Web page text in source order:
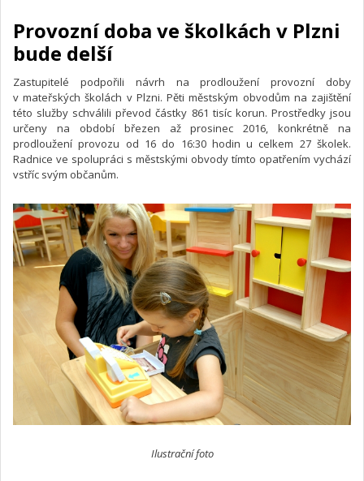
Provozní doba ve školkách v Plzni
bude delší
Zastupitelé podpořili návrh na prodloužení provozní doby
v mateřských školách v Plzni. Pěti městským obvodům na zajištění
této služby schválili převod částky 861 tisíc korun. Prostředky jsou
určeny na období březen až prosinec 2016, konkrétně na
prodloužení provozu od 16 do 16:30 hodin u celkem 27 školek.
Radnice ve spolupráci s městskými obvody tímto opatřením vychází
vstříc svým občanům.
Ilustrační foto